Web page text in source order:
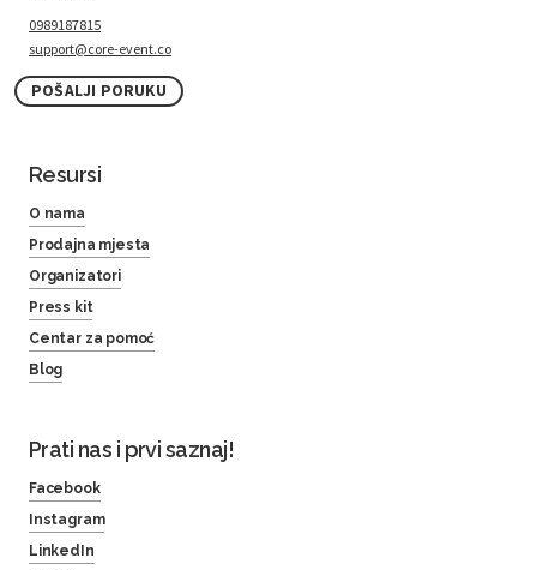
0989187815
support@core-event.co
POŠALJI PORUKU
Resursi
O nama
Prodajna mjesta
Organizatori
Press kit
Centar za pomoć
Blog
Prati nas i prvi saznaj!
Facebook
Instagram
LinkedIn